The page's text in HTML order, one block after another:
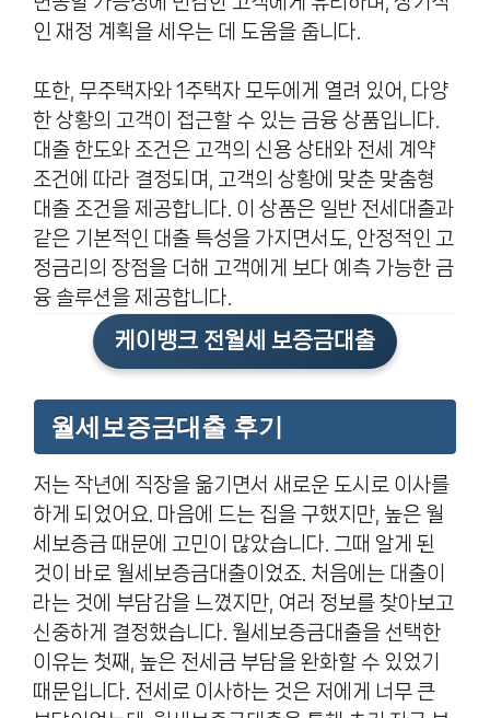
인 재정 계획을 세우는 데 도움을 줍니다.
또한, 무주택자와 1주택자 모두에게 열려 있어, 다양
한 상황의 고객이 접근할 수 있는 금융 상품입니다.
대출 한도와 조건은 고객의 신용 상태와 전세 계약
조건에 따라 결정되며, 고객의 상황에 맞춘 맞춤형
대출 조건을 제공합니다. 이 상품은 일반 전세대출과
같은 기본적인 대출 특성을 가지면서도, 안정적인 고
정금리의 장점을 더해 고객에게 보다 예측 가능한 금
융 솔루션을 제공합니다.
케이뱅크 전월세 보증금대출
월세보증금대출 후기
저는 작년에 직장을 옮기면서 새로운 도시로 이사를
하게 되었어요. 마음에 드는 집을 구했지만, 높은 월
세보증금 때문에 고민이 많았습니다. 그때 알게 된
것이 바로 월세보증금대출이었죠. 처음에는 대출이
라는 것에 부담감을 느꼈지만, 여러 정보를 찾아보고
신중하게 결정했습니다. 월세보증금대출을 선택한
이유는 첫째, 높은 전세금 부담을 완화할 수 있었기
때문입니다. 전세로 이사하는 것은 저에게 너무 큰